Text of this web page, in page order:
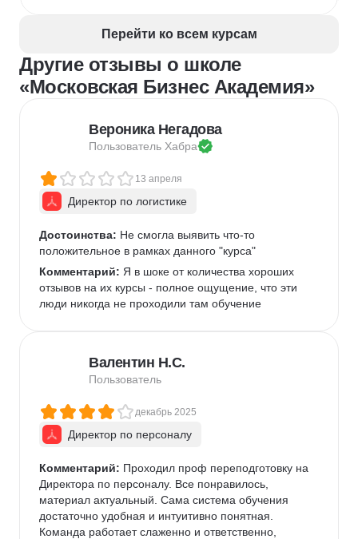
Перейти ко всем курсам
Другие отзывы о школе
«Московская Бизнес Академия»
Вероника Негадова
Пользователь Хабра
13 апреля
Директор по логистике
Достоинства: Не смогла выявить что-то
положительное в рамках данного "курса"
Комментарий: Я в шоке от количества хороших
отзывов на их курсы - полное ощущение, что эти
люди никогда не проходили там обучение
Валентин Н.С.
Пользователь
декабрь 2025
Директор по персоналу
Комментарий: Проходил проф переподготовку на
Директора по персоналу. Все понравилось,
материал актуальный. Сама система обучения
достаточно удобная и интуитивно понятная.
Команда работает слаженно и ответственно,